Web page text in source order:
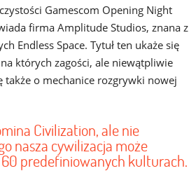
Gamescom Opening Night
firma Amplitude Studios, znana z
Endless Space. Tytuł ten ukaże się
których zagości, ale niewątpliwie
także o mechanice rozgrywki nowej
Civilization, ale nie
nasza cywilizacja może
predefiniowanych kulturach.